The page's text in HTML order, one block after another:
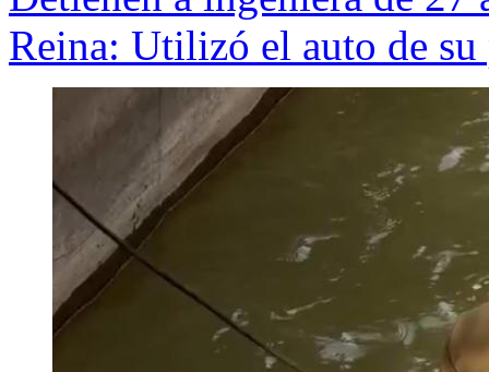
Reina: Utilizó el auto de su